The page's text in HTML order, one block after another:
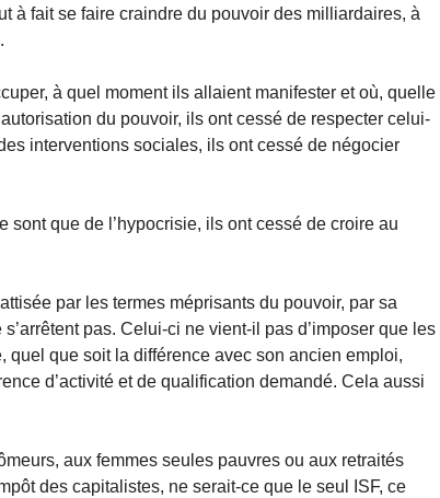
à fait se faire craindre du pouvoir des milliardaires, à
à quel moment ils allaient manifester et où, quelle
du pouvoir, ils ont cessé de respecter celui-
interventions sociales, ils ont cessé de négocier
que de l’hypocrisie, ils ont cessé de croire au
par les termes méprisants du pouvoir, par sa
pas. Celui-ci ne vient-il pas d’imposer que les
quel que soit la différence avec son ancien emploi,
d’activité et de qualification demandé. Cela aussi
aux femmes seules pauvres ou aux retraités
des capitalistes, ne serait-ce que le seul ISF, ce